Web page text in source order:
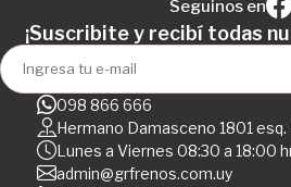
Seguinos en
¡Suscribite y recibí todas
098 866 666
Hermano Damasceno 1801
Lunes a Viernes 08:30 a 18:00
admin@grfrenos.com.uy